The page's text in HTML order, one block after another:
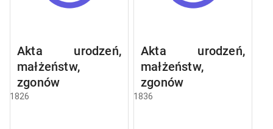
Akta urodzeń,
małżeństw,
zgonów
1826
Akta urodzeń,
małżeństw,
zgonów
1836